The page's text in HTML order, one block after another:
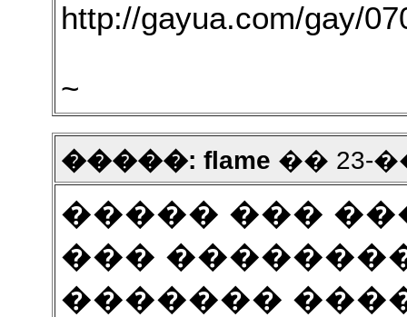
http://gayua.com/gay/
~
�����: flame �� 23-
����� ���
���
�������